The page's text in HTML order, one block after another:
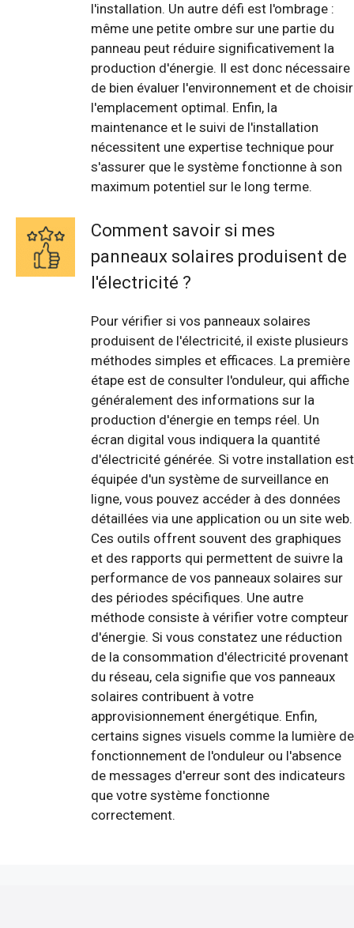
l'installation. Un autre défi est l'ombrage :
même une petite ombre sur une partie du
panneau peut réduire significativement la
production d'énergie. Il est donc nécessaire
de bien évaluer l'environnement et de choisir
l'emplacement optimal. Enfin, la
maintenance et le suivi de l'installation
nécessitent une expertise technique pour
s'assurer que le système fonctionne à son
maximum potentiel sur le long terme.
Comment savoir si mes
panneaux solaires produisent de
l'électricité ?
Pour vérifier si vos panneaux solaires
produisent de l'électricité, il existe plusieurs
méthodes simples et efficaces. La première
étape est de consulter l'onduleur, qui affiche
généralement des informations sur la
production d'énergie en temps réel. Un
écran digital vous indiquera la quantité
d'électricité générée. Si votre installation est
équipée d'un système de surveillance en
ligne, vous pouvez accéder à des données
détaillées via une application ou un site web.
Ces outils offrent souvent des graphiques
et des rapports qui permettent de suivre la
performance de vos panneaux solaires sur
des périodes spécifiques. Une autre
méthode consiste à vérifier votre compteur
d'énergie. Si vous constatez une réduction
de la consommation d'électricité provenant
du réseau, cela signifie que vos panneaux
solaires contribuent à votre
approvisionnement énergétique. Enfin,
certains signes visuels comme la lumière de
fonctionnement de l'onduleur ou l'absence
de messages d'erreur sont des indicateurs
que votre système fonctionne
correctement.